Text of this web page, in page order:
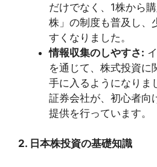
だけでなく、1株から
株」の制度も普及し、
すくなりました。
情報収集のしやすさ:
を通じて、株式投資に
手に入るようになりま
証券会社が、初心者向
提供を行っています。
2. 日本株投資の基礎知識